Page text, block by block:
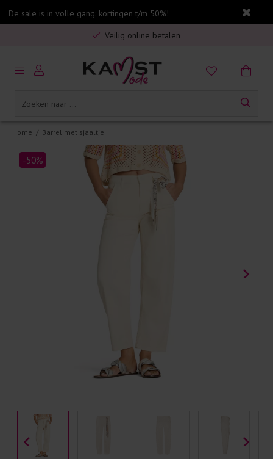
De sale is in volle gang: kortingen t/m 50%!
Gratis verzending in Nederland vanaf €75,-
Veilig online betalen
5% spaarbonus op jouw aankoop
Gratis verzending in Nederland vanaf €75,-
Home / Barrel met sjaaltje
-50%